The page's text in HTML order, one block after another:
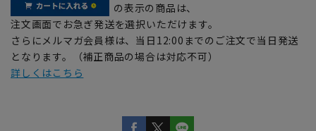
の表示の商品は、
注文画面でお急ぎ発送を選択いただけます。
さらにメルマガ会員様は、当日12:00までのご注文で当日発送
となります。（補正商品の場合は対応不可）
詳しくはこちら